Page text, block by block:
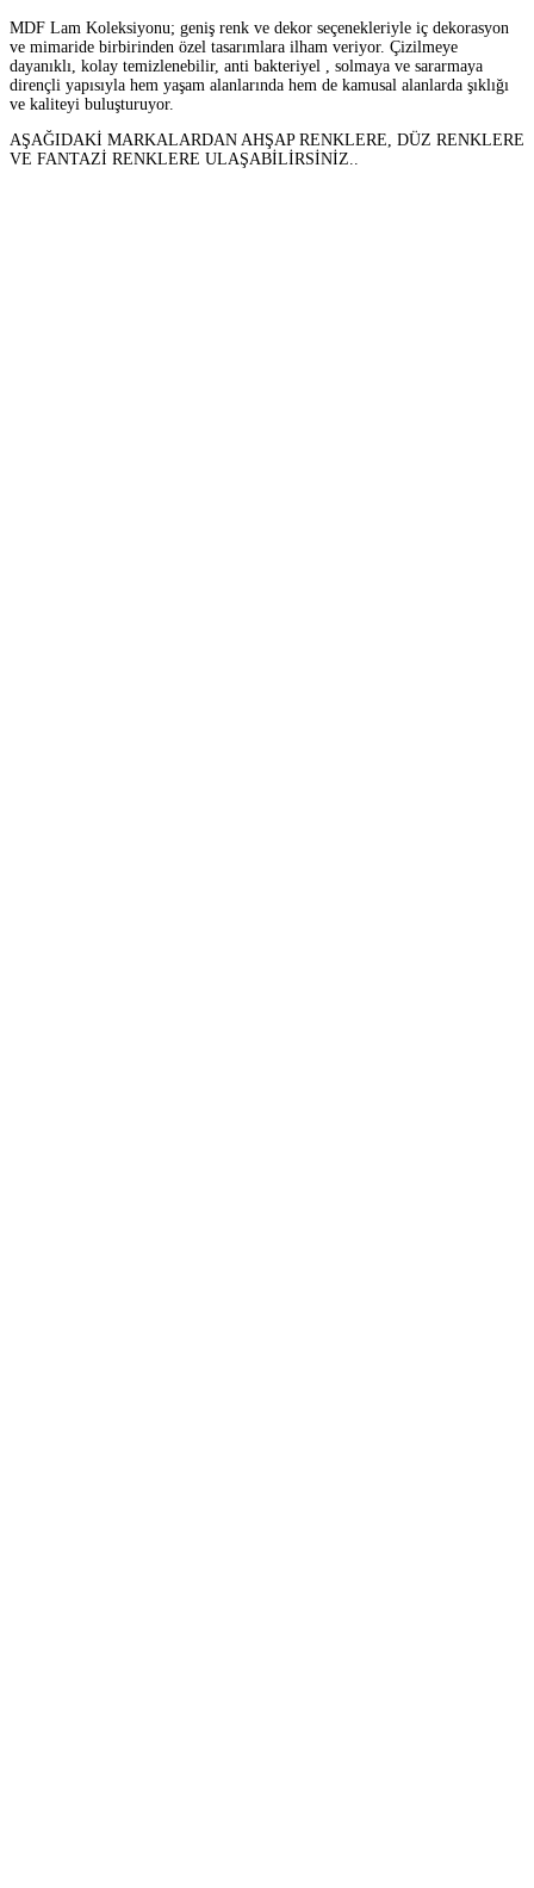
MDF Lam Koleksiyonu; geniş renk ve dekor seçenekleriyle iç dekorasyon
ve mimaride birbirinden özel tasarımlara ilham veriyor. Çizilmeye
dayanıklı, kolay temizlenebilir, anti bakteriyel , solmaya ve sararmaya
dirençli yapısıyla hem yaşam alanlarında hem de kamusal alanlarda şıklığı
ve kaliteyi buluşturuyor.
AŞAĞIDAKİ MARKALARDAN AHŞAP RENKLERE, DÜZ RENKLERE
VE FANTAZİ RENKLERE ULAŞABİLİRSİNİZ..